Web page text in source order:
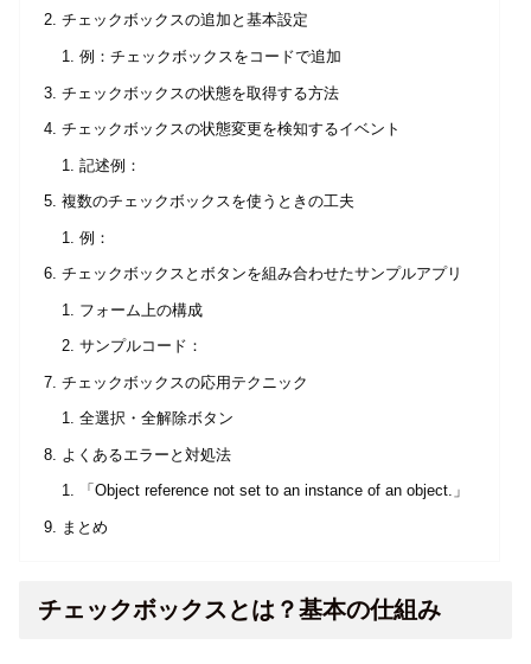
チェックボックスの追加と基本設定
例：チェックボックスをコードで追加
チェックボックスの状態を取得する方法
チェックボックスの状態変更を検知するイベント
記述例：
複数のチェックボックスを使うときの工夫
例：
チェックボックスとボタンを組み合わせたサンプルアプリ
フォーム上の構成
サンプルコード：
チェックボックスの応用テクニック
全選択・全解除ボタン
よくあるエラーと対処法
「Object reference not set to an instance of an object.」
まとめ
チェックボックスとは？基本の仕組み